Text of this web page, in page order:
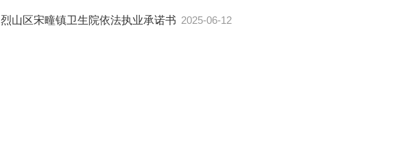
烈山区宋疃镇卫生院依法执业承诺书 2025-06-12